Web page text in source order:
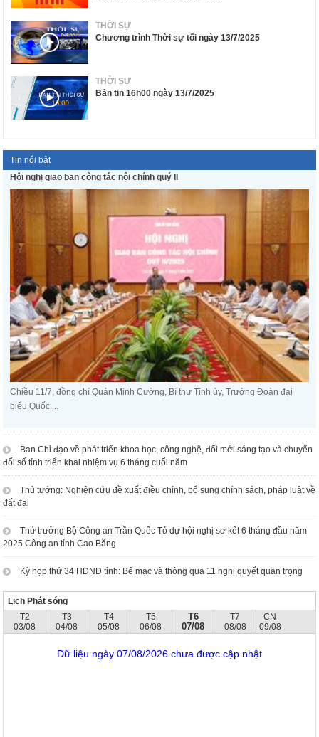
THỜI SỰ
Chương trình Thời sự tối ngày 13/7/2025
THỜI SỰ
Bản tin 16h00 ngày 13/7/2025
Tin nổi bật
Hội nghị giao ban công tác nội chính quý II
Chiều 11/7, đồng chí Quản Minh Cường, Bí thư Tỉnh ủy, Trưởng Đoàn đại
biểu Quốc ...
Ban Chỉ đạo về phát triển khoa học, công nghệ, đổi mới sáng tạo và chuyển
đổi số tỉnh triển khai nhiệm vụ 6 tháng cuối năm
Thủ tướng: Nghiên cứu đề xuất điều chỉnh, bổ sung chính sách, pháp luật về
đất đai
Thứ trưởng Bộ Công an Trần Quốc Tỏ dự hội nghị sơ kết 6 tháng đầu năm
2025 Công an tỉnh Cao Bằng
Kỳ họp thứ 34 HĐND tỉnh: Bế mạc và thông qua 11 nghị quyết quan trọng
Lịch Phát sóng
T2
03/08
T3
04/08
T4
05/08
T5
06/08
T6
07/08
T7
08/08
CN
09/08
Dữ liệu ngày 07/08/2026 chưa được cập nhật